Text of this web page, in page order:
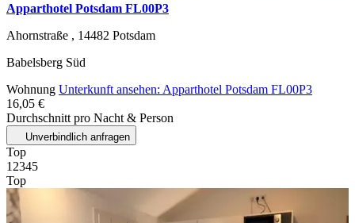
Apparthotel Potsdam FL00P3
Ahornstraße , 14482 Potsdam
Babelsberg Süd
Wohnung Unterkunft ansehen: Apparthotel Potsdam FL00P3
16,05 €
Durchschnitt pro Nacht & Person
Unverbindlich anfragen
Top
1 2345
Top